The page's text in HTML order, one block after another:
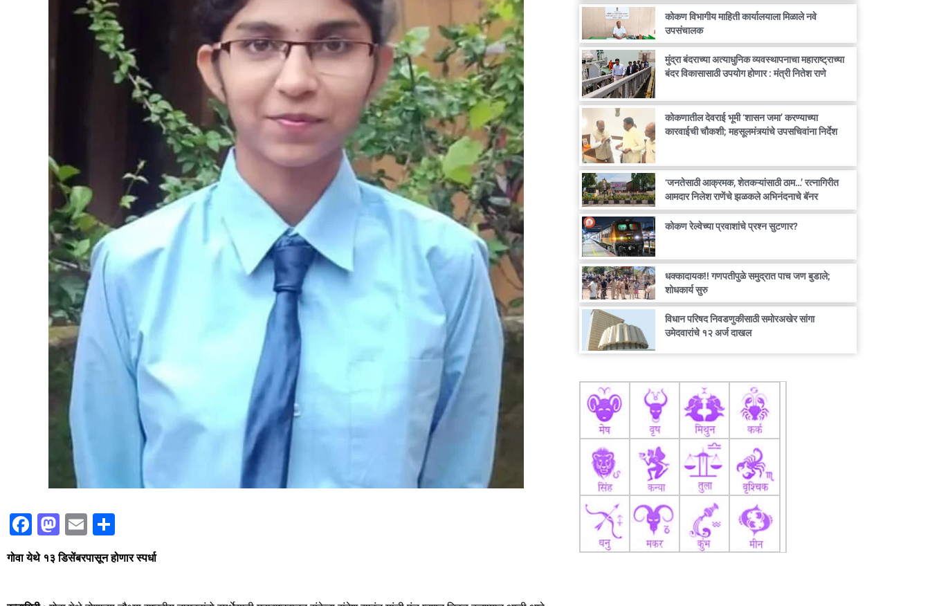
F
a
c
M
a
st
E
ai
h
ar
गोवा येथे १३ डिसेंबरपासून होणार स्पर्धा
कोकण विभागीय माहिती कार्यालयाला मिळाले नवे
उपसंचालक
मुंद्रा बंदराच्या अत्याधुनिक व्यवस्थापनाचा महाराष्ट्राच्या
बंदर विकासासाठी उपयोग होणार : मंत्री नितेश राणे
कोकणातील देवराई भूमी ‘शासन जमा’ करण्याच्या
कारवाईची चौकशी; महसूलमंत्र्यांचे उपसचिवांना निर्देश
‘जनतेसाठी आक्रमक, शेतकऱ्यांसाठी ठाम…’ रत्नागिरीत
आमदार निलेश राणेंचे झळकले अभिनंदनाचे बॅनर
कोकण रेल्वेच्या प्रवाशांचे प्रश्न सुटणार?
धक्कादायक!! गणपतीपुळे समुद्रात पाच जण बुडाले;
शोधकार्य सुरु
विधान परिषद निवडणुकीसाठी समोरअखेर सांगा
उमेदवारांचे १२ अर्ज दाखल